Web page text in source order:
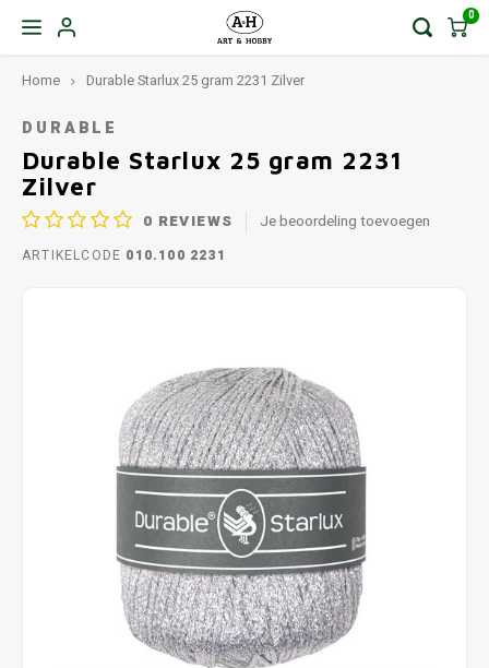
0
Home Durable Starlux 25 gram 2231 Zilver
DURABLE
Durable Starlux 25 gram 2231
Zilver
0 REVIEWS Je beoordeling toevoegen
ARTIKELCODE 010.100 2231